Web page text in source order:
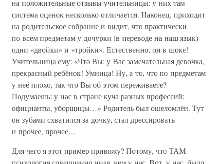
на положительные отзывы учительницы: у них там
система оценок несколько отличается. Наконец, приходит
на родительское собрание и видит, что практически
по всем предметам у дочурки (в переводе на наш язык)
одни «двойки» и «тройки». Естественно, он в шоке!
Учительница ему: «Что Вы: у Вас замечательная девочка,
прекрасный ребёнок! Умница! Ну, а то, что по предметам
у неё плохо, так что Вы об этом переживаете?
Подумаешь: у нас в стране куча разных профессий:
официанты, уборщицы…» Родитель был ошеломлён. Тут
он зубами схватился за дочку, стал дрессировать
и прочее, прочее…
Для чего я этот пример привожу? Потому, что ТАМ